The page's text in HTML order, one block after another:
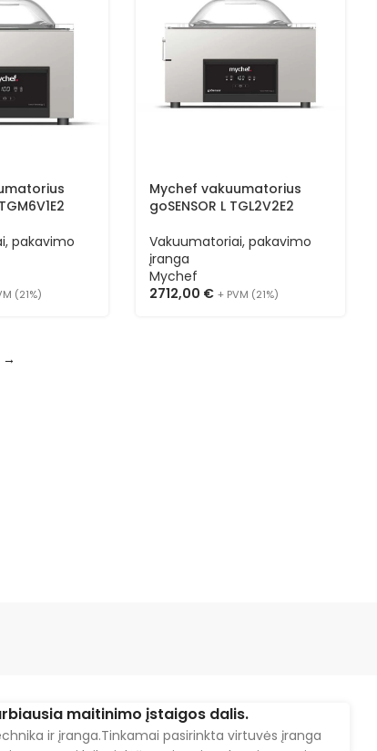
pakavimo
(21%)
Mychef vakuumatorius
goSENSOR L TGL2V2E2
Vakuumatoriai, pakavimo
įranga
Mychef
2712,00 € + PVM (21%)
→
maitinimo įstaigos dalis.
ir įranga.Tinkamai pasirinkta virtuvės įranga